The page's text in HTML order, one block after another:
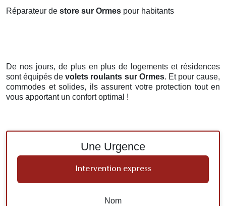
Réparateur de store sur Ormes pour habitants
De nos jours, de plus en plus de logements et résidences
sont équipés devolets roulants sur Ormes. Et pour cause,
commodes et solides, ils assurent votre protection tout en
vous apportant un confort optimal !
Une Urgence
Intervention express
Nom